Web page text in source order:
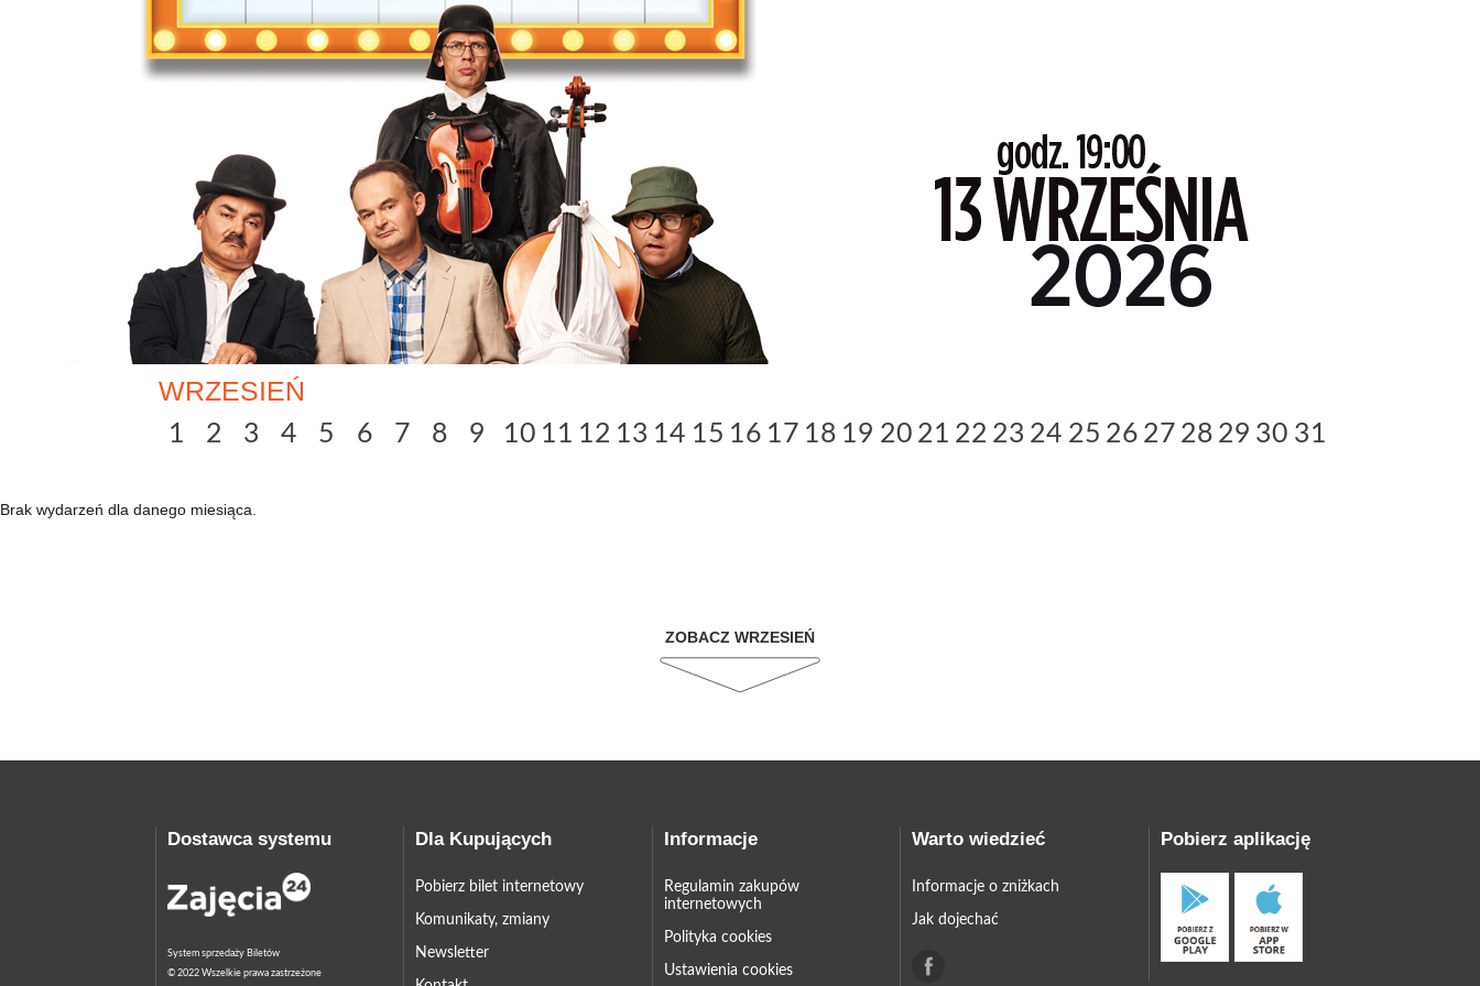
WRZESIEŃ
1 2 3 4 5 6 7 8 9 10 11 12 13 14 15 16 17 18 19 20 21 22 23 24 25 26 27 28 29 30 31
Brak wydarzeń dla danego miesiąca.
ZOBACZ WRZESIEŃ
Dostawca systemu
System sprzedaży Biletów
© 2022 Wszelkie prawa zastrzeżone
Dla Kupujących
Pobierz bilet internetowy
Komunikaty, zmiany
Newsletter
Informacje
Regulamin zakupów
internetowych
Polityka cookies
Ustawienia cookies
Warto wiedzieć
Informacje o zniżkach
Jak dojechać
Pobierz aplikację